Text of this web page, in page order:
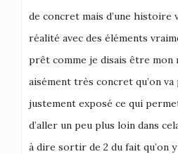
de concret mais d’une histoire
réalité avec des éléments
prêt comme je disais être mon
aisément très concret qu’on
justement exposé ce qui
d’aller un peu plus loin dans
à dire sortir de 2 du fait qu’on